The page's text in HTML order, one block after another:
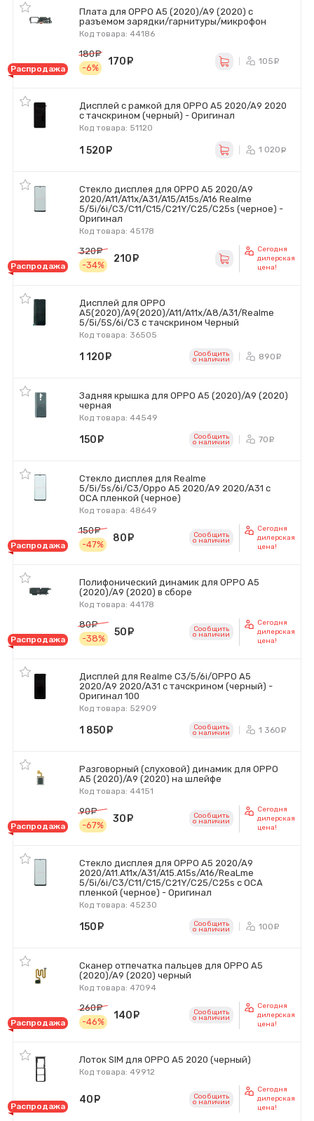
Плата для OPPO A5 (2020)/A9 (2020) с
разъемом зарядки/гарнитуры/микрофон
Код товара: 44186
Распродажа
180
-6%
170 105
Дисплей с рамкой для OPPO A5 2020/A9 2020
с тачскрином (черный) - Оригинал
Код товара: 51120
1 520 1 020
Стекло дисплея для OPPO A5 2020/A9
2020/A11/A11x/A31/A15/A15s/A16 Realme
5/5i/6i/C3/C11/C15/C21Y/C25/C25s (черное) -
Оригинал
Код товара: 45178
Распродажа
320
-34%
210
Сегодня
дилерская
цена!
Дисплей для OPPO
A5(2020)/A9(2020)/A11/A11x/A8/A31/Realme
5/5i/5S/6i/C3 с тачскрином Черный
Код товара: 36505
1 120 Сообщить
o наличии 890
Задняя крышка для OPPO A5 (2020)/A9 (2020)
черная
Код товара: 44549
150 Сообщить
o наличии 70
Стекло дисплея для Realme
5/5i/5s/6i/C3/Oppo A5 2020/A9 2020/A31 с
OCA пленкой (черное)
Код товара: 48649
Распродажа
150
-47%
80 Сообщить
o наличии
Сегодня
дилерская
цена!
Полифонический динамик для OPPO A5
(2020)/A9 (2020) в сборе
Код товара: 44178
Распродажа
80
руб.
-38%
50 Сообщить
o наличии
Сегодня
дилерская
цена!
Дисплей для Realme C3/5/6i/OPPO A5
2020/A9 2020/A31 с тачскрином (черный) -
Оригинал 100
Код товара: 52909
1 850 Сообщить
o наличии 1 360
Разговорный (слуховой) динамик для OPPO
A5 (2020)/A9 (2020) на шлейфе
Код товара: 44151
Распродажа
90
руб.
-67%
30 Сообщить
o наличии
Сегодня
дилерская
цена!
Стекло дисплея для OPPO A5 2020/A9
2020/A11.A11x/A31/A15.A15s/A16/ReaLme
5/5i/6i/C3/C11/C15/C21Y/C25/C25s с OCA
пленкой (черное) - Оригинал
Код товара: 45230
150 Сообщить
o наличии 100
Сканер отпечатка пальцев для OPPO A5
(2020)/A9 (2020) черный
Код товара: 47094
Распродажа
260
-46%
140 руб.Сообщить
o наличии
Сегодня
дилерская
цена!
Лоток SIM для OPPO A5 2020 (черный)
Код товара: 49912
Распродажа
40 Сообщить
o наличии
Сегодня
дилерская
цена!